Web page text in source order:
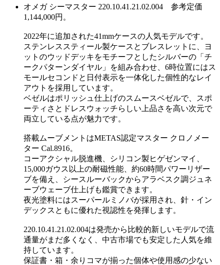
オメガ シーマスター 220.10.41.21.02.004 参考定価
1,144,000円。
2022年に追加された41mmケースの人気モデルです。
ステンレススティール製ケースとブレスレットに、ヨ
ットのウッドデッキをモチーフとしたシルバーの「チ
ークパターンダイヤル」を組み合わせ、6時位置にはス
モールセコンドと日付表示を一体化した個性的なレイ
アウトを採用しています。
ベゼルはポリッシュ仕上げのスムースベゼルで、スポ
ーティさとドレスウォッチらしい上品さを高い次元で
両立している点が魅力です。
搭載ムーブメントはMETAS認定マスター クロノメー
ター Cal.8916。
コーアクシャル脱進機、シリコン製ヒゲゼンマイ、
15,000ガウス以上の耐磁性能、約60時間パワーリザー
ブを備え、シースルーバックからアラベスク調ジュネ
ーブウェーブ仕上げも鑑賞できます。
夜光塗料にはスーパールミノバが採用され、針・イン
デックスともに優れた視認性を発揮します。
220.10.41.21.02.004は発売から比較的新しいモデルで流
通量がまだ多くなく、中古市場でも安定した人気を維
持しています。
保証書・箱・余りコマが揃った個体や使用感の少ない